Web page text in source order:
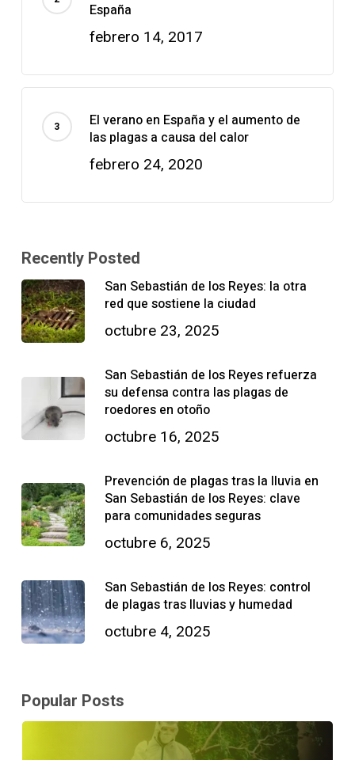
España
febrero 14, 2017
El verano en España y el aumento de
las plagas a causa del calor
febrero 24, 2020
Recently Posted
San Sebastián de los Reyes: la otra
red que sostiene la ciudad
octubre 23, 2025
San Sebastián de los Reyes refuerza
su defensa contra las plagas de
roedores en otoño
octubre 16, 2025
Prevención de plagas tras la lluvia en
San Sebastián de los Reyes: clave
para comunidades seguras
octubre 6, 2025
San Sebastián de los Reyes: control
de plagas tras lluvias y humedad
octubre 4, 2025
Popular Posts